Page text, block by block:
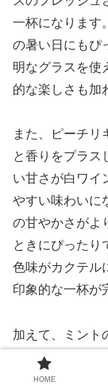
一杯になります
の暑い日にもぴ
明なグラスを使
的な楽しさも加
また、ピーチリ
と香りをプラス
い甘さが白ワイ
やすい味わいに
の甘やかさがよ
ときにぴったり
色味がカクテル
印象的な一杯が
加えて、ミント
香りにも清涼
ます。これに
HOME